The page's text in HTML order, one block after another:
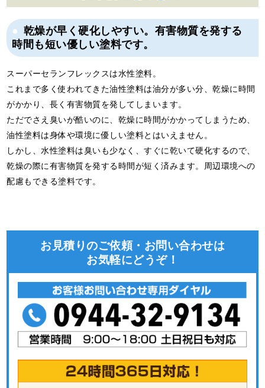
乾燥が早く硬化しやすい。有害物質を発する
時間も短い優しい塗料です。
スーパーセランフレックスは水性塗料。
これまで多く使われてきた油性塗料は油分が多い分、乾燥に時間
がかかり、長く有害物質を発してしまいます。
ただでさえ臭いが酷いのに、乾燥に時間がかかってしまうため、
油性塗料は身体や環境に優しい塗料とはいえません。
しかし、水性塗料は臭いも少なく、すぐに乾いて硬化するので、
乾燥の際に有害物質を発する時間が短く済みます。周辺環境への
配慮もできる塗料です。
お見積りのご依頼・お問い合わせは
お気軽にどうぞ！